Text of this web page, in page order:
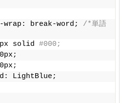
wrap: break-word;
/*単語
solid
#000;
LightBlue;